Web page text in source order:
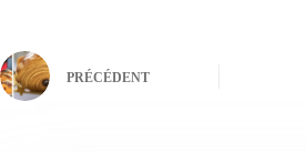
PRÉCÉDENT